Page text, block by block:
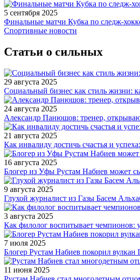
5 сентября 2025
Финальные матчи Кубка по следж-
Спортивные новости
Статьи о сильных
29 августа 2025
Социальный бизнес как стиль жизни:
24 августа 2025
Александр Панюшов: тренер,
21 августа 2025
Как инвалиду достичь счастья и
16 августа 2025
Блогер из Уфы Рустам Набиев может
9 августа 2025
Глухой журналист из Газы Басем
3 августа 2025
Как филолог воспитывает чемпионов:
7 июля 2025
Блогер Рустам Набиев покорил вулкан
11 июня 2025